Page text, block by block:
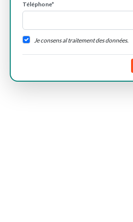
Téléphone*
Je consens al traitement des données.